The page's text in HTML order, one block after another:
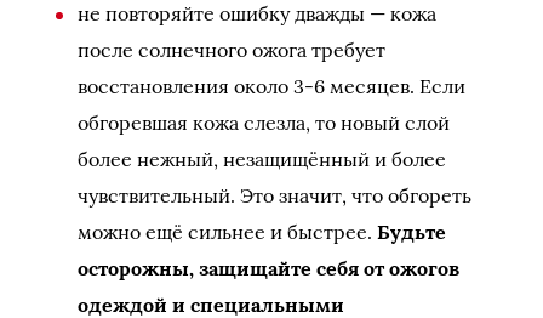
не повторяйте ошибку дважды — кожа
после солнечного ожога требует
восстановления около 3-6 месяцев. Если
обгоревшая кожа слезла, то новый слой
более нежный, незащищённый и более
чувствительный. Это значит, что обгореть
можно ещё сильнее и быстрее. Будьте
осторожны, защищайте себя от ожогов
одеждой и специальными